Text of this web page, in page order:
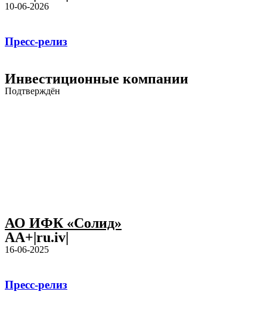
10-06-2026
Пресс-релиз
Инвестиционные компании
Подтверждён
АО ИФК «Солид»
AA+|ru.iv|
16-06-2025
Пресс-релиз